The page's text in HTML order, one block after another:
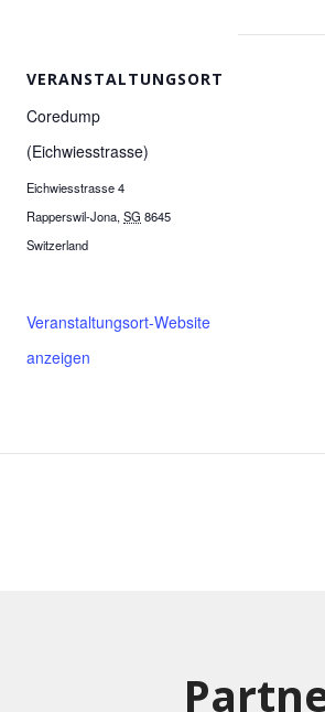
VERANSTALTUNGSORT
Coredump
(Eichwiesstrasse)
Eichwiesstrasse 4
Rapperswil-Jona, SG 8645
Switzerland
Veranstaltungsort-Website
anzeigen